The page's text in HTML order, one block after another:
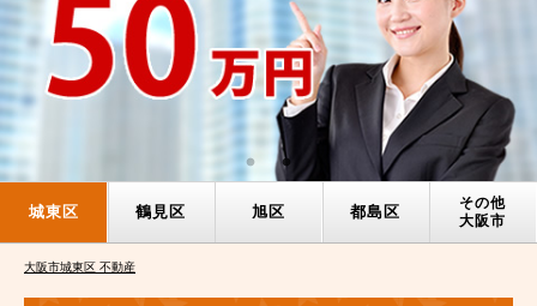
城東区 鶴見区 旭区 都島区
その他
大阪市
大阪市城東区 不動産